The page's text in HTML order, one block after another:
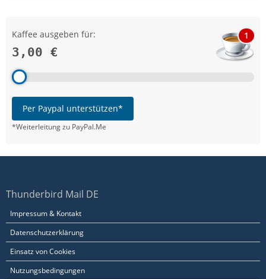
Kaffee ausgeben für:
3,00 €
1
Per Paypal unterstützen*
*Weiterleitung zu PayPal.Me
Thunderbird Mail DE
Impressum & Kontakt
Datenschutzerklärung
Einsatz von Cookies
Nutzungsbedingungen